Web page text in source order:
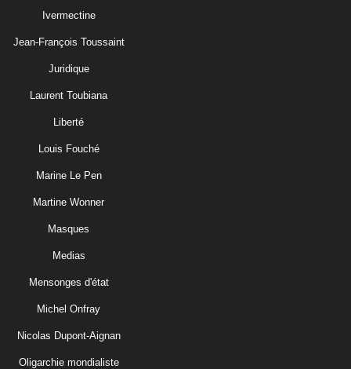
Ivermectine
Jean-François Toussaint
Juridique
Laurent Toubiana
Liberté
Louis Fouché
Marine Le Pen
Martine Wonner
Masques
Medias
Mensonges d'état
Michel Onfray
Nicolas Dupont-Aignan
Oligarchie mondialiste